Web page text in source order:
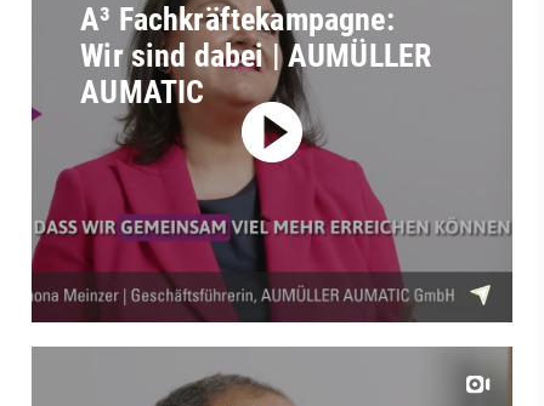
A³ Fachkräftekampagne:
Wir sind dabei | AUMÜLLER
AUMATIC